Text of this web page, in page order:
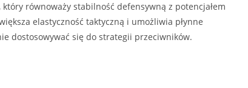
równoważy stabilność defensywną z potencjałem
elastyczność taktyczną i umożliwia płynne
dostosowywać się do strategii przeciwników.